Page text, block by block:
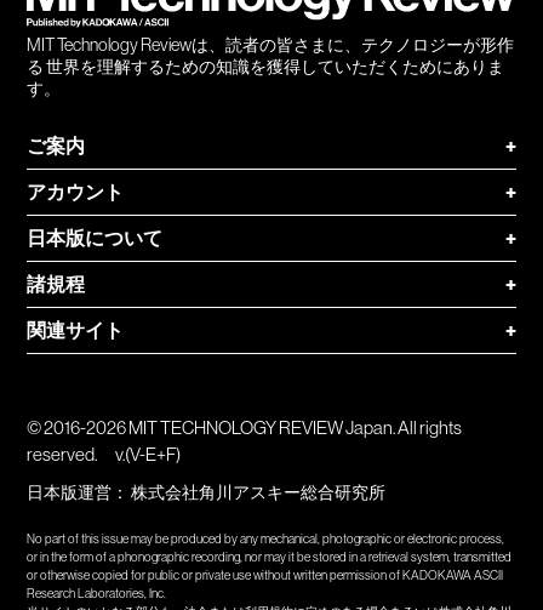
MIT Technology Reviewは、読者の皆さまに、テクノロジーが形作
る 世界を理解するための知識を獲得していただくためにありま
す。
ご案内
+
アカウント
+
日本版について
+
諸規程
+
関連サイト
+
© 2016-2026 MIT TECHNOLOGY REVIEW Japan. All rights
reserved.
v.(V-E+F)
日本版運営：株式会社角川アスキー総合研究所
No part of this issue may be produced by any mechanical, photographic or electronic process,
or in the form of a phonographic recording, nor may it be stored in a retrieval system, transmitted
or otherwise copied for public or private use without written permission of KADOKAWA ASCII
Research Laboratories, Inc.